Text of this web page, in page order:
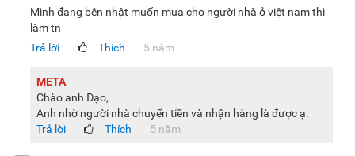
Mình đang bên nhật muốn mua cho người nhà ở việt nam thì
làm tn
Trả lời
Thích 5 năm
META
Chào anh Đạo,
Anh nhờ người nhà chuyển tiền và nhận hàng là được ạ.
Trả lời
Thích 5 năm